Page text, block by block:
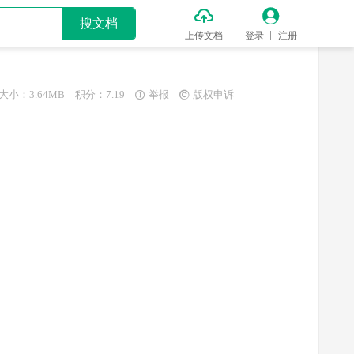
搜文档 
上传文档

登录 注册
小：3.64MB 积分：7.19  举报  版权申诉